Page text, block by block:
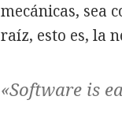
mecánicas, sea
raíz, esto es, la
«Software is